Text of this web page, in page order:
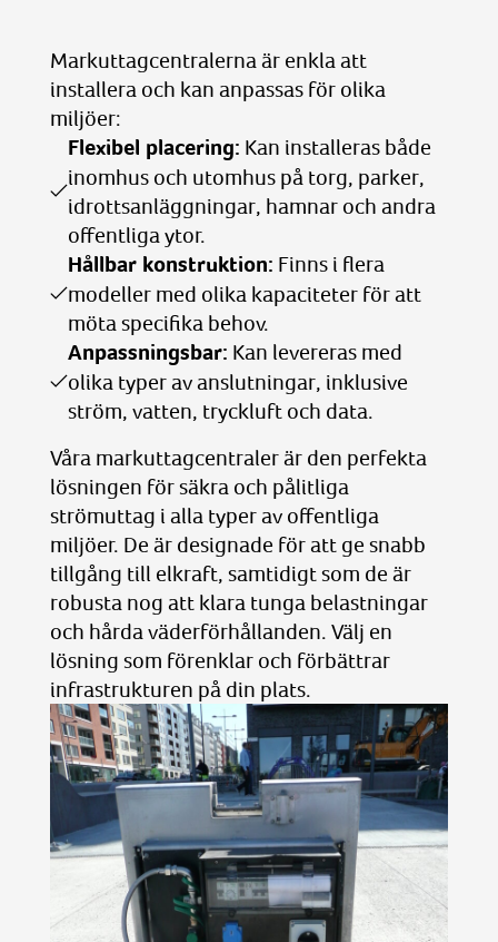
Markuttagcentralerna är enkla att
installera och kan anpassas för olika
miljöer:
Flexibel placering: Kan installeras både
inomhus och utomhus på torg, parker,
idrottsanläggningar, hamnar och andra
offentliga ytor.
Hållbar konstruktion: Finns i flera
modeller med olika kapaciteter för att
möta specifika behov.
Anpassningsbar: Kan levereras med
olika typer av anslutningar, inklusive
ström, vatten, tryckluft och data.
Våra markuttagcentraler är den perfekta
lösningen för säkra och pålitliga
strömuttag i alla typer av offentliga
miljöer. De är designade för att ge snabb
tillgång till elkraft, samtidigt som de är
robusta nog att klara tunga belastningar
och hårda väderförhållanden. Välj en
lösning som förenklar och förbättrar
infrastrukturen på din plats.